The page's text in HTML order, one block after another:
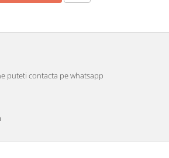
puteti contacta pe whatsapp